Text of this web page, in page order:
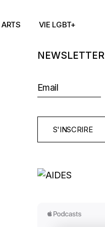
ARTS VIE LGBT+
NEWSLETTER
S'INSCRIRE